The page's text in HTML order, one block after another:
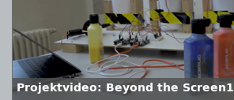
Projektvideo: Beyond the Screen1